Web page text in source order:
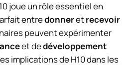
joue un rôle essentiel en
entredonneretrecevoir
peuvent expérimenter
et dedéveloppement
implications de H10 dans les